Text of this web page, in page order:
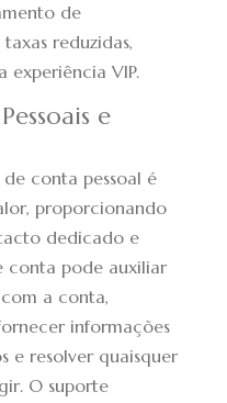
de
reduzidas,
experiência VIP.
e
conta pessoal é
proporcionando
dedicado e
conta pode auxiliar
a conta,
informações
e resolver quaisquer
O suporte